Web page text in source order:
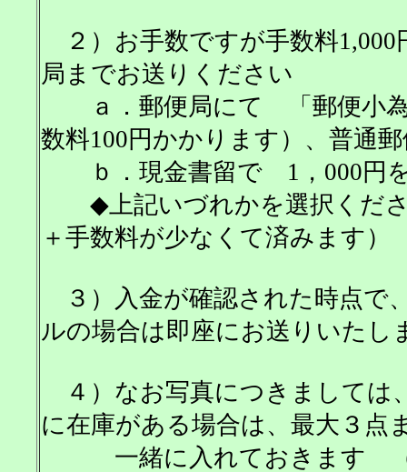
２）お手数ですが手数料1,000
局までお送りください
ａ．郵便局にて 「郵便小
数料100円かかります）、普通
ｂ．現金書留で 1，000円
◆上記いづれかを選択くだ
＋手数料が少なくて済みます）
３）入金が確認された時点で
ルの場合は即座にお送りいたし
４）なお写真につきましては
に在庫がある場合は、最大３点
一緒に入れておきます （